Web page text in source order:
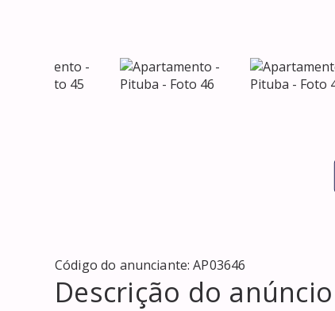
Código do anunciante:AP03646
Descrição do anúncio